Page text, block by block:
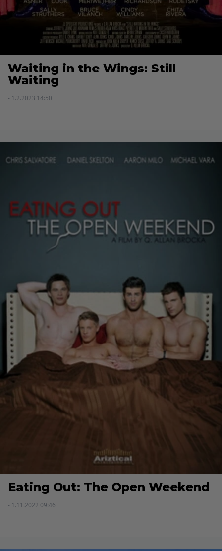
Waiting in the Wings: Still
Waiting
- 1.2.2023 14:50
Eating Out: The Open Weekend
- 1.11.2022 09:46